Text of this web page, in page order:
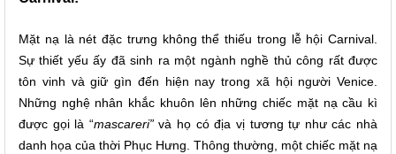
Mặt nạ là nét đặc trưng không thể thiếu trong lễ hội Carnival.
Sự thiết yếu ấy đã sinh ra một ngành nghề thủ công rất được
tôn vinh và giữ gìn đến hiện nay trong xã hội người Venice.
Những nghệ nhân khắc khuôn lên những chiếc mặt nạ cầu kì
được gọi là “mascareri”và họ có địa vị tương tự như các nhà
danh họa của thời Phục Hưng. Thông thường, một chiếc mặt nạ